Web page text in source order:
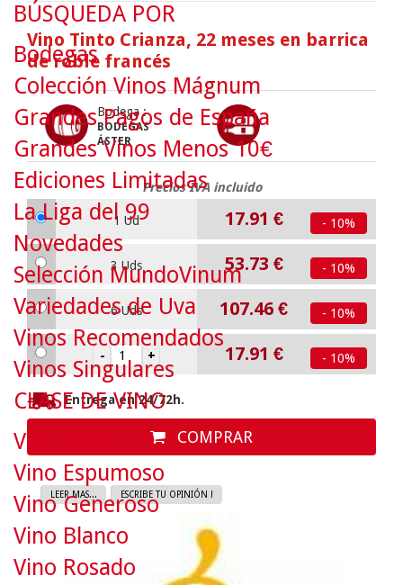
Vino Tinto Crianza, 22 meses en barrica
de roble francés
Bodega :
BODEGAS
ÁSTER
Precios IVA incluido
1 Ud 17.91 € - 10%
3 Uds 53.73 € - 10%
6 Uds 107.46 € - 10%
17.91 € - 10%
Entrega en 24/72h.
COMPRAR
LEER MAS... ESCRIBE TU OPINIÓN !
BÚSQUEDA POR
Bodegas
Colección Vinos Mágnum
Grandes Pagos de España
Grandes Vinos Menos 10€
Ediciones Limitadas
La Liga del 99
Novedades
Selección MundoVinum
Variedades de Uva
Vinos Recomendados
Vinos Singulares
CLASE DE VINO
Vino Dulce
Vino Espumoso
Vino Generoso
Vino Blanco
Vino Rosado